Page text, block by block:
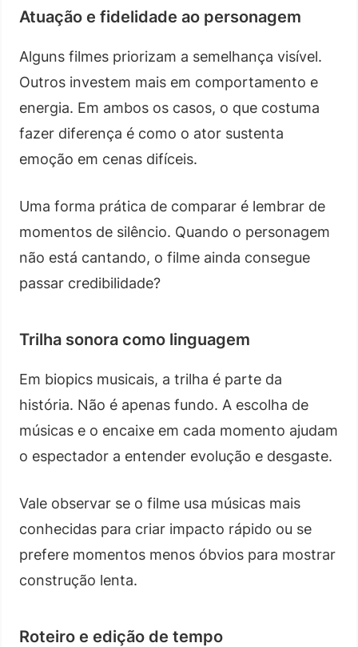
Atuação e fidelidade ao personagem
Alguns filmes priorizam a semelhança visível.
Outros investem mais em comportamento e
energia. Em ambos os casos, o que costuma
fazer diferença é como o ator sustenta
emoção em cenas difíceis.
Uma forma prática de comparar é lembrar de
momentos de silêncio. Quando o personagem
não está cantando, o filme ainda consegue
passar credibilidade?
Trilha sonora como linguagem
Em biopics musicais, a trilha é parte da
história. Não é apenas fundo. A escolha de
músicas e o encaixe em cada momento ajudam
o espectador a entender evolução e desgaste.
Vale observar se o filme usa músicas mais
conhecidas para criar impacto rápido ou se
prefere momentos menos óbvios para mostrar
construção lenta.
Roteiro e edição de tempo